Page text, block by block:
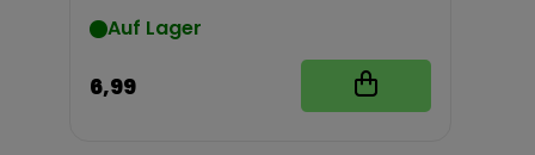
Auf Lager
6,99